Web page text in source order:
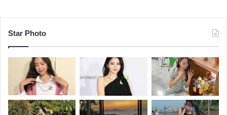
Star Photo